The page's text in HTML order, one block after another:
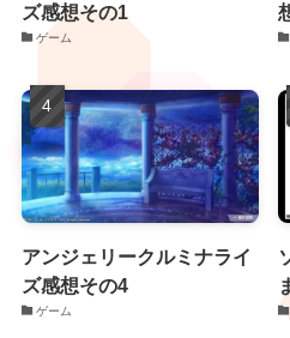
ズ感想その1
ゲーム
アンジェリークルミナライ
ズ感想その4
ゲーム